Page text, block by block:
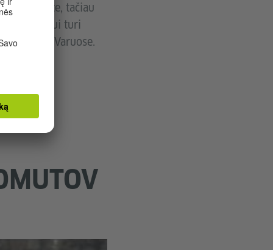
ir močiute, tačiau
turi
Karlovi Varuose.